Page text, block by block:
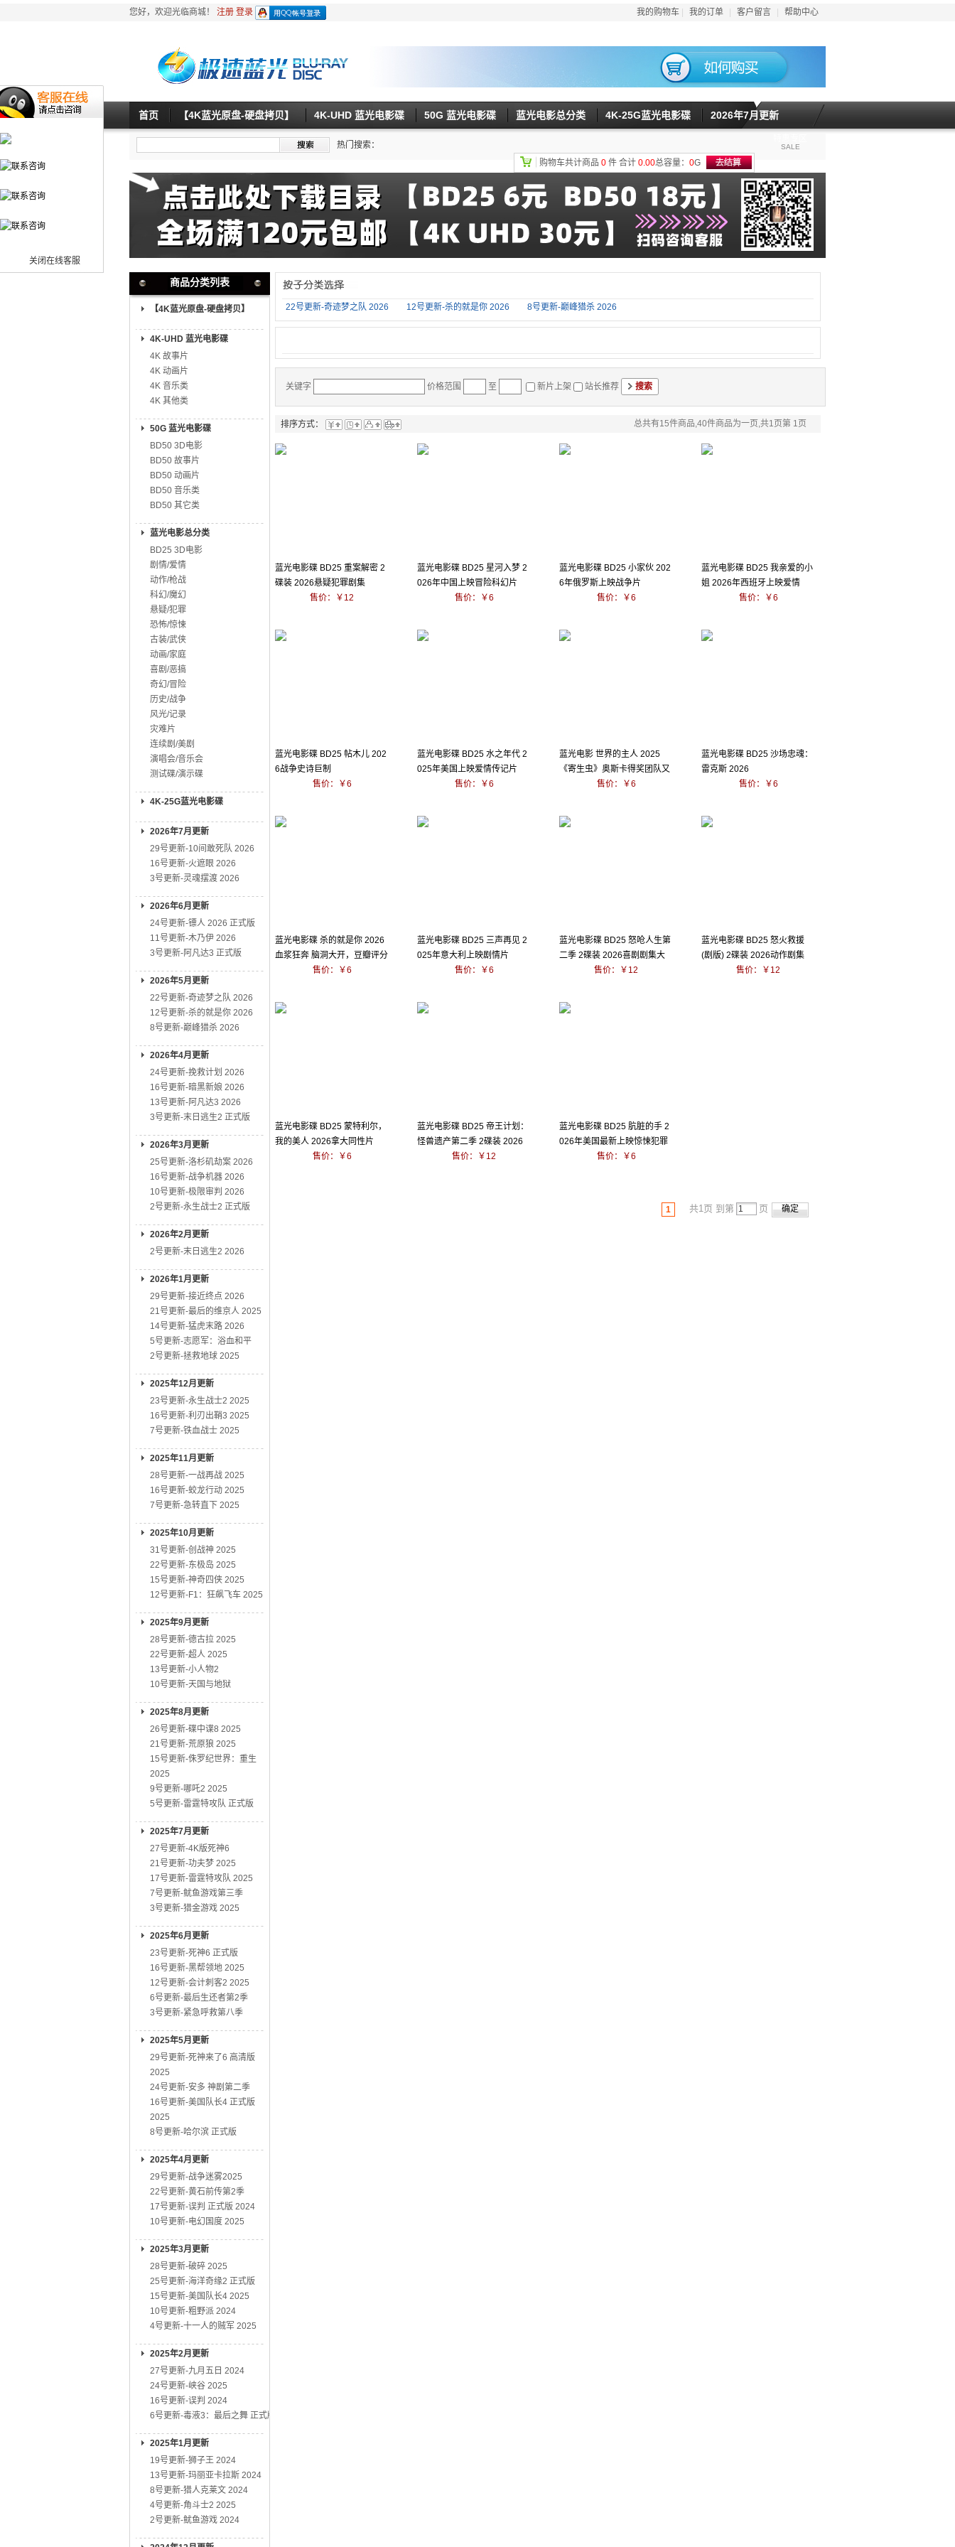
关闭在线客服
您好，欢迎光临商城！ 注册 登录 我的购物车 我的订单 客户留言 帮助中心
首页 【4K蓝光原盘-硬盘拷贝】 4K-UHD 蓝光电影碟 50G 蓝光电影碟 蓝光电影总分类 4K-25G蓝光电影碟 2026年7月更新
SALE
热门搜索：
购物车共计商品 0 件 合计 0.00总容量： 0G
商品分类列表
【4K蓝光原盘-硬盘拷贝】
4K-UHD 蓝光电影碟
4K 故事片
4K 动画片
4K 音乐类
4K 其他类
50G 蓝光电影碟
BD50 3D电影
BD50 故事片
BD50 动画片
BD50 音乐类
BD50 其它类
蓝光电影总分类
BD25 3D电影
剧情/爱情
动作/枪战
科幻/魔幻
悬疑/犯罪
恐怖/惊悚
古装/武侠
动画/家庭
喜剧/恶搞
奇幻/冒险
历史/战争
风光/记录
灾难片
连续剧/美剧
演唱会/音乐会
测试碟/演示碟
4K-25G蓝光电影碟
2026年7月更新
29号更新-10间敢死队 2026
16号更新-火遮眼 2026
3号更新-灵魂摆渡 2026
2026年6月更新
24号更新-镖人 2026 正式版
11号更新-木乃伊 2026
3号更新-阿凡达3 正式版
2026年5月更新
22号更新-奇迹梦之队 2026
12号更新-杀的就是你 2026
8号更新-巅峰猎杀 2026
2026年4月更新
24号更新-挽救计划 2026
16号更新-暗黑新娘 2026
13号更新-阿凡达3 2026
3号更新-末日逃生2 正式版
2026年3月更新
25号更新-洛杉矶劫案 2026
16号更新-战争机器 2026
10号更新-极限审判 2026
2号更新-永生战士2 正式版
2026年2月更新
2号更新-末日逃生2 2026
2026年1月更新
29号更新-接近终点 2026
21号更新-最后的维京人 2025
14号更新-猛虎末路 2026
5号更新-志愿军：浴血和平
2号更新-拯救地球 2025
2025年12月更新
23号更新-永生战士2 2025
16号更新-利刃出鞘3 2025
7号更新-铁血战士 2025
2025年11月更新
28号更新-一战再战 2025
16号更新-蛟龙行动 2025
7号更新-急转直下 2025
2025年10月更新
31号更新-创战神 2025
22号更新-东极岛 2025
15号更新-神奇四侠 2025
12号更新-F1：狂飙飞车 2025
2025年9月更新
28号更新-德古拉 2025
22号更新-超人 2025
13号更新-小人物2
10号更新-天国与地狱
2025年8月更新
26号更新-碟中谍8 2025
21号更新-荒原狼 2025
15号更新-侏罗纪世界：重生
2025
9号更新-哪吒2 2025
5号更新-雷霆特攻队 正式版
2025年7月更新
27号更新-4K版死神6
21号更新-功夫梦 2025
17号更新-雷霆特攻队 2025
7号更新-鱿鱼游戏第三季
3号更新-猎金游戏 2025
2025年6月更新
23号更新-死神6 正式版
16号更新-黑帮领地 2025
12号更新-会计刺客2 2025
6号更新-最后生还者第2季
3号更新-紧急呼救第八季
2025年5月更新
29号更新-死神来了6 高清版
2025
24号更新-安多 神剧第二季
16号更新-美国队长4 正式版
2025
8号更新-哈尔滨 正式版
2025年4月更新
29号更新-战争迷雾2025
22号更新-黄石前传第2季
17号更新-误判 正式版 2024
10号更新-电幻国度 2025
2025年3月更新
28号更新-破碎 2025
25号更新-海洋奇缘2 正式版
15号更新-美国队长4 2025
10号更新-粗野派 2024
4号更新-十一人的贼军 2025
2025年2月更新
27号更新-九月五日 2024
24号更新-峡谷 2025
16号更新-误判 2024
6号更新-毒液3：最后之舞 正式版
2025年1月更新
19号更新-狮子王 2024
13号更新-玛丽亚卡拉斯 2024
8号更新-猎人克莱文 2024
4号更新-角斗士2 2025
2号更新-鱿鱼游戏 2024
22号更新-奇迹梦之队 2026 12号更新-杀的就是你 2026 8号更新-巅峰猎杀 2026
关键字 价格范围 至 新片上架 站长推荐
排序方式： 总共有15件商品,40件商品为一页,共1页第 1页
蓝光电影碟 BD25 重案解密 2
碟装 2026悬疑犯罪剧集
售价：￥12
蓝光电影碟 BD25 星河入梦 2
026年中国上映冒险科幻片
售价：￥6
蓝光电影碟 BD25 小家伙 202
6年俄罗斯上映战争片
售价：￥6
蓝光电影碟 BD25 我亲爱的小
姐 2026年西班牙上映爱情
售价：￥6
蓝光电影碟 BD25 帖木儿 202
6战争史诗巨制
售价：￥6
蓝光电影碟 BD25 水之年代 2
025年美国上映爱情传记片
售价：￥6
蓝光电影 世界的主人 2025
《寄生虫》奥斯卡得奖团队又
一高分杰作售价：￥6
蓝光电影碟 BD25 沙场忠魂：
雷克斯 2026
售价：￥6
蓝光电影碟 杀的就是你 2026
血浆狂奔 脑洞大开，豆瓣评分
售价：￥6
蓝光电影碟 BD25 三声再见 2
025年意大利上映剧情片
售价：￥6
蓝光电影碟 BD25 怒呛人生第
二季 2碟装 2026喜剧剧集大
售价：￥12
蓝光电影碟 BD25 怒火救援
(剧版) 2碟装 2026动作剧集
售价：￥12
蓝光电影碟 BD25 蒙特利尔，
我的美人 2026拿大同性片
售价：￥6
蓝光电影碟 BD25 帝王计划：
怪兽遗产第二季 2碟装 2026
售价：￥12
蓝光电影碟 BD25 肮脏的手 2
026年美国最新上映惊悚犯罪
售价：￥6
1 共1页 到第 页